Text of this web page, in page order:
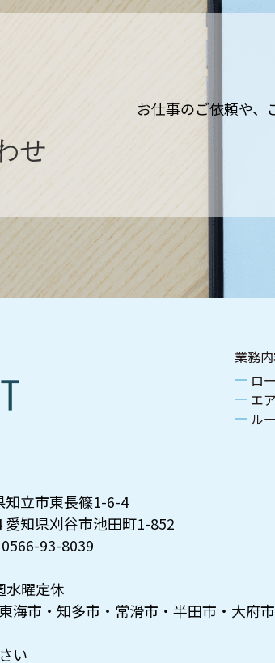
せ
お仕事のご依頼や、
業務
ロ
エ
ル
知立市東長篠1-6-4
愛知県刈谷市池田町1-852
93-8039
水曜定休
海市・知多市・常滑市・半田市・大府
い